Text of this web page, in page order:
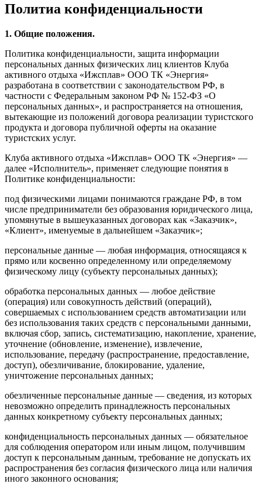
Политиа кон­фиден­циаль­ности
1. Общие положения.
Политика конфиденциальности, защита информации
персональных данных физических лиц клиентов Клуба
активного отдыха «Ижсплав» ООО ТК «Энергия»
разработана в соответствии с законодательством РФ, в
частности с Федеральным законом РФ № 152-ФЗ «О
персональных данных», и распространяется на отношения,
вытекающие из положений договора реализации туристского
продукта и договора публичной оферты на оказание
туристских услуг.
Клуба активного отдыха «Ижсплав» ООО ТК «Энергия» —
далее «Исполнитель», применяет следующие понятия в
Политике конфиденциальности:
под физическими лицами понимаются граждане РФ, в том
числе предприниматели без образования юридического лица,
упомянутые в вышеуказанных договорах как «Заказчик»,
«Клиент», именуемые в дальнейшем «Заказчик»;
персональные данные — любая информация, относящаяся к
прямо или косвенно определенному или определяемому
физическому лицу (субъекту персональных данных);
обработка персональных данных — любое действие
(операция) или совокупность действий (операций),
совершаемых с использованием средств автоматизации или
без использования таких средств с персональными данными,
включая сбор, запись, систематизацию, накопление, хранение,
уточнение (обновление, изменение), извлечение,
использование, передачу (распространение, предоставление,
доступ), обезличивание, блокирование, удаление,
уничтожение персональных данных;
обезличенные персональные данные — сведения, из которых
невозможно определить принадлежность персональных
данных конкретному субъекту персональных данных;
конфиденциальность персональных данных — обязательное
для соблюдения оператором или иным лицом, получившим
доступ к персональным данным, требование не допускать их
распространения без согласия физического лица или наличия
иного законного основания;